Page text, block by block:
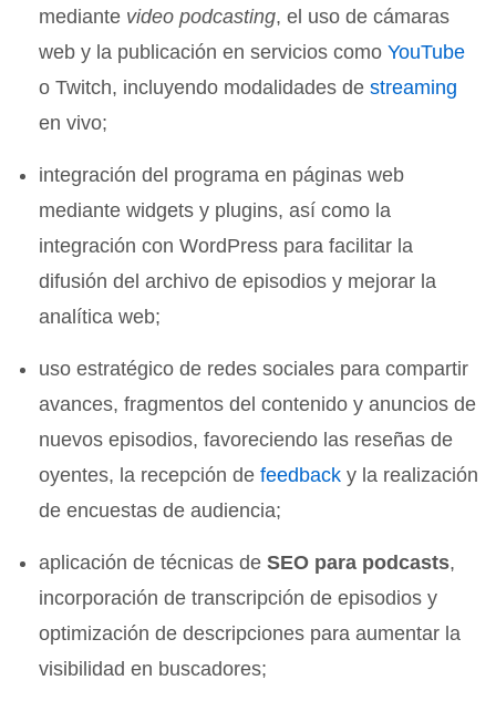
mediante video podcasting, el uso de cámaras
web y la publicación en servicios comoYouTube
o Twitch, incluyendo modalidades destreaming
en vivo;
integración del programa en páginas web
mediante widgets y plugins, así como la
integración con WordPress para facilitar la
difusión del archivo de episodios y mejorar la
analítica web;
uso estratégico de redes sociales para compartir
avances, fragmentos del contenido y anuncios de
nuevos episodios, favoreciendo las reseñas de
oyentes, la recepción defeedback y la realización
de encuestas de audiencia;
aplicación de técnicas deSEO para podcasts,
incorporación de transcripción de episodios y
optimización de descripciones para aumentar la
visibilidad en buscadores;